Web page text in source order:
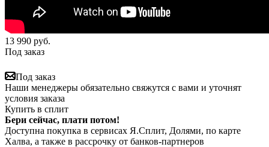
13 990 руб.
Под заказ
Под заказ
Наши менеджеры обязательно свяжутся с вами и уточнят
условия заказа
Купить в сплит
Бери сейчас, плати потом!
Доступна покупка в сервисах Я.Сплит, Долями, по карте
Халва, а также в рассрочку от банков-партнеров